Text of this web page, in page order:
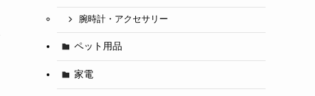
腕時計・アクセサリー
ペット用品
家電